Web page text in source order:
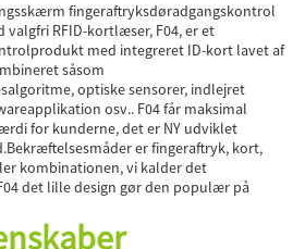
fingeraftryksdøradgangskontrol
RFID-kortlæser, F04, er et
med integreret ID-kort lavet af
såsom
optiske sensorer, indlejret
osv.. F04 får maksimal
for kunderne, det er NY udviklet
er fingeraftryk, kort,
kombinationen, vi kalder det
det lille design gør den populær på